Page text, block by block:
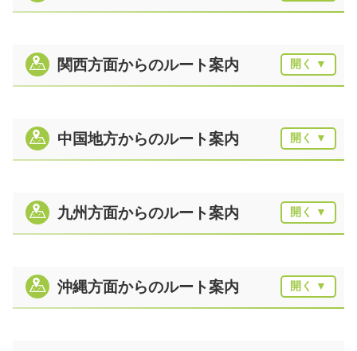
関西方面からのルート案内
中国地方からのルート案内
九州方面からのルート案内
沖縄方面からのルート案内